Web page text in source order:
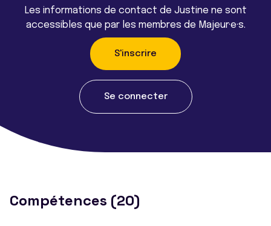
Les informations de contact de Justine ne sont
accessibles que par les membres de Majeur·e·s.
S'inscrire
Se connecter
Compétences (20)